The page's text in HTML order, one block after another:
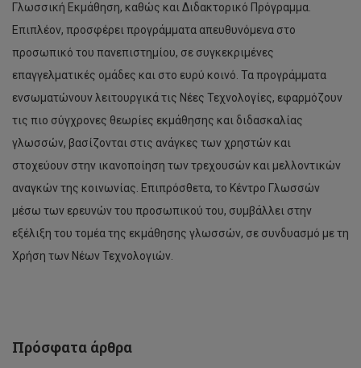
Γλωσσική Εκμάθηση, καθώς και Διδακτορικό Πρόγραμμα.
Επιπλέον, προσφέρει προγράμματα απευθυνόμενα στο
προσωπικό του πανεπιστημίου, σε συγκεκριμένες
επαγγελματικές ομάδες και στο ευρύ κοινό. Τα προγράμματα
ενσωματώνουν λειτουργικά τις Νέες Τεχνολογίες, εφαρμόζουν
τις πιο σύγχρονες θεωρίες εκμάθησης και διδασκαλίας
γλωσσών, βασίζονται στις ανάγκες των χρηστών και
στοχεύουν στην ικανοποίηση των τρεχουσών και μελλοντικών
αναγκών της κοινωνίας. Επιπρόσθετα, το Κέντρο Γλωσσών
μέσω των ερευνών του προσωπικού του, συμβάλλει στην
εξέλιξη του τομέα της εκμάθησης γλωσσών, σε συνδυασμό με τη
Χρήση των Νέων Τεχνολογιών.
Πρόσφατα άρθρα
Διάλεξη
Δημήτρη
Νανόπουλου
-
Προς
ένα
νέο